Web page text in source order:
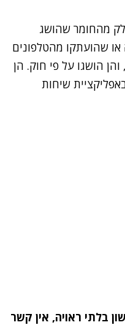
מהחומר שהושג
שהועתקו מהטלפונים
הושגו על פי חוק. הן
שיחות
בלתי ראויה, אין קשר